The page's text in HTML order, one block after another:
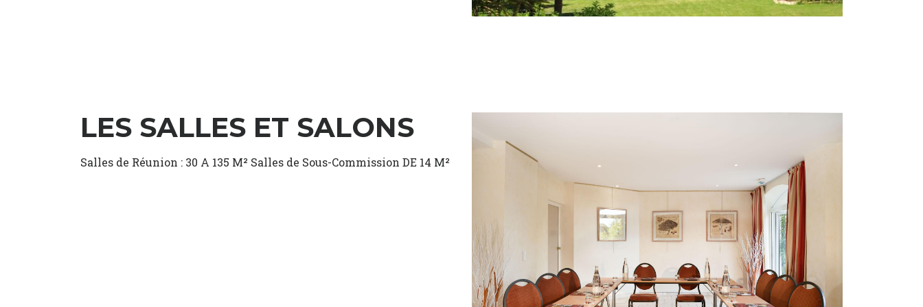
LES SALLES ET SALONS
Salles de Réunion : 30 A 135 M² Salles de Sous-Commission DE 14 M²